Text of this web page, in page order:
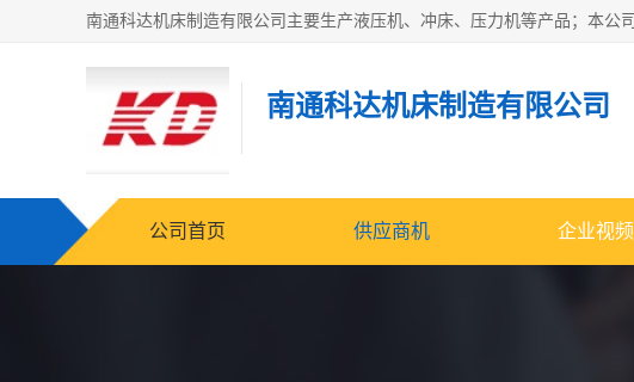
南通科达机床制造有限公司
公司首页 供应商机 企业视频